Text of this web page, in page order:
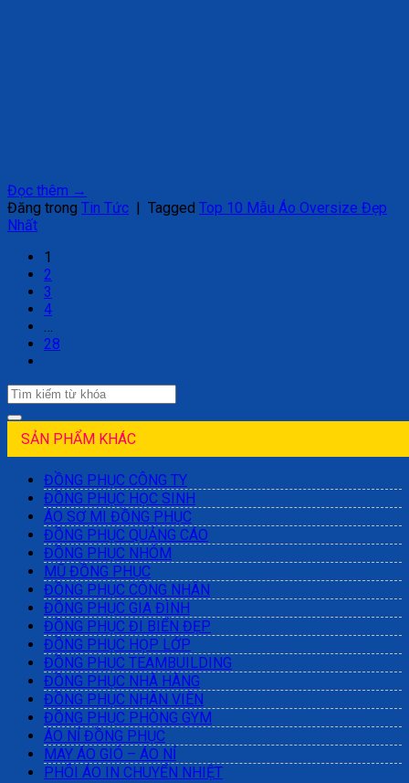
Đọc thêm →
Đăng trong Tin Tức Tagged Top 10 Mẫu Áo Oversize Đẹp
Nhất
1
2
3
4
…
28
SẢN PHẨM KHÁC
ĐỒNG PHỤC CÔNG TY
ĐỒNG PHỤC HỌC SINH
ÁO SƠ MI ĐỒNG PHỤC
ĐỒNG PHỤC QUẢNG CÁO
ĐỒNG PHỤC NHÓM
MŨ ĐỒNG PHỤC
ĐỒNG PHỤC CÔNG NHÂN
ĐỒNG PHỤC GIA ĐÌNH
ĐỒNG PHỤC ĐI BIỂN ĐẸP
ĐỒNG PHỤC HỌP LỚP
ĐỒNG PHỤC TEAMBUILDING
ĐỒNG PHỤC NHÀ HÀNG
ĐỒNG PHỤC NHÂN VIÊN
ĐỒNG PHỤC PHÒNG GYM
ÁO NỈ ĐỒNG PHỤC
MAY ÁO GIÓ – ÁO NỈ
PHÔI ÁO IN CHUYỂN NHIỆT